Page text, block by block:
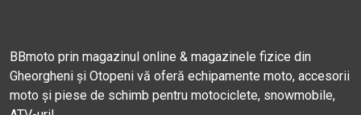
BBmoto prin magazinul online & magazinele fizice din
Gheorgheni și Otopeni vă oferă echipamente moto, accesorii
moto și piese de schimb pentru motociclete, snowmobile,